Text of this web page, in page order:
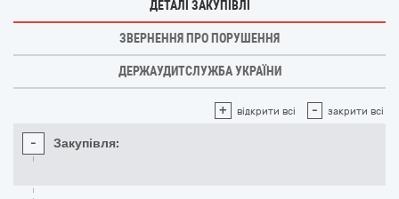
ДЕТАЛІ ЗАКУПІВЛІ
ЗВЕРНЕННЯ ПРО ПОРУШЕННЯ
ДЕРЖАУДИТСЛУЖБА УКРАЇНИ
+ відкрити всі - закрити всі
- Закупівля: